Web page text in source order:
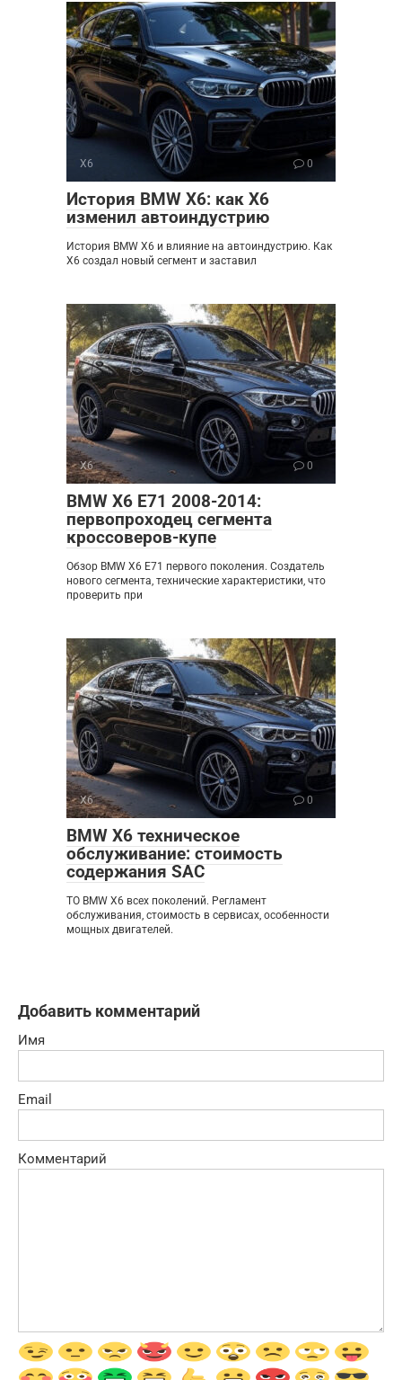
X6 0
История BMW X6: как X6
изменил автоиндустрию
История BMW X6 и влияние на автоиндустрию. Как
X6 создал новый сегмент и заставил
X6 0
BMW X6 E71 2008-2014:
первопроходец сегмента
кроссоверов-купе
Обзор BMW X6 E71 первого поколения. Создатель
нового сегмента, технические характеристики, что
проверить при
X6 0
BMW X6 техническое
обслуживание: стоимость
содержания SAC
ТО BMW X6 всех поколений. Регламент
обслуживания, стоимость в сервисах, особенности
мощных двигателей.
Добавить комментарий
Имя
Email
Комментарий